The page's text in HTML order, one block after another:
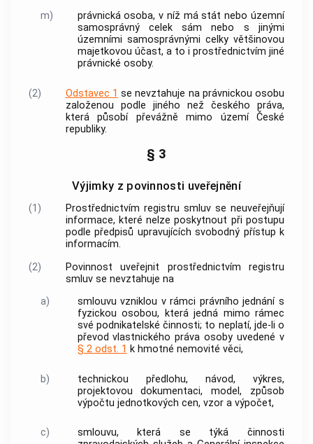
m)
právnická osoba, v níž má stát nebo územní
samosprávný celek sám nebo s jinými
územními samosprávnými celky většinovou
majetkovou účast, a to i prostřednictvím jiné
právnické osoby.
(2) Odstavec 1 se nevztahuje na právnickou osobu
založenou podle jiného než českého práva,
která působí převážně mimo území České
republiky.
§ 3
Výjimky z povinnosti uveřejnění
(1)
Prostřednictvím registru smluv se neuveřejňují
informace, které nelze poskytnout při postupu
podle předpisů upravujících svobodný přístup k
informacím.
(2)
Povinnost uveřejnit prostřednictvím registru
smluv se nevztahuje na
a)
smlouvu vzniklou v rámci právního jednání s
fyzickou osobou, která jedná mimo rámec
své podnikatelské činnosti; to neplatí, jde-li o
převod vlastnického práva osoby uvedené v
§ 2 odst. 1 k hmotné nemovité věci,
b)
technickou předlohu, návod, výkres,
projektovou dokumentaci, model, způsob
výpočtu jednotkových cen, vzor a výpočet,
c)
smlouvu, která se týká činnosti